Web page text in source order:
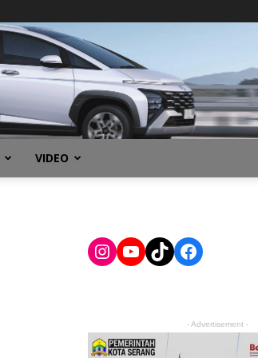
VIDEO
Instagram
YouTube
TikTokFacebook
- Advertisement -